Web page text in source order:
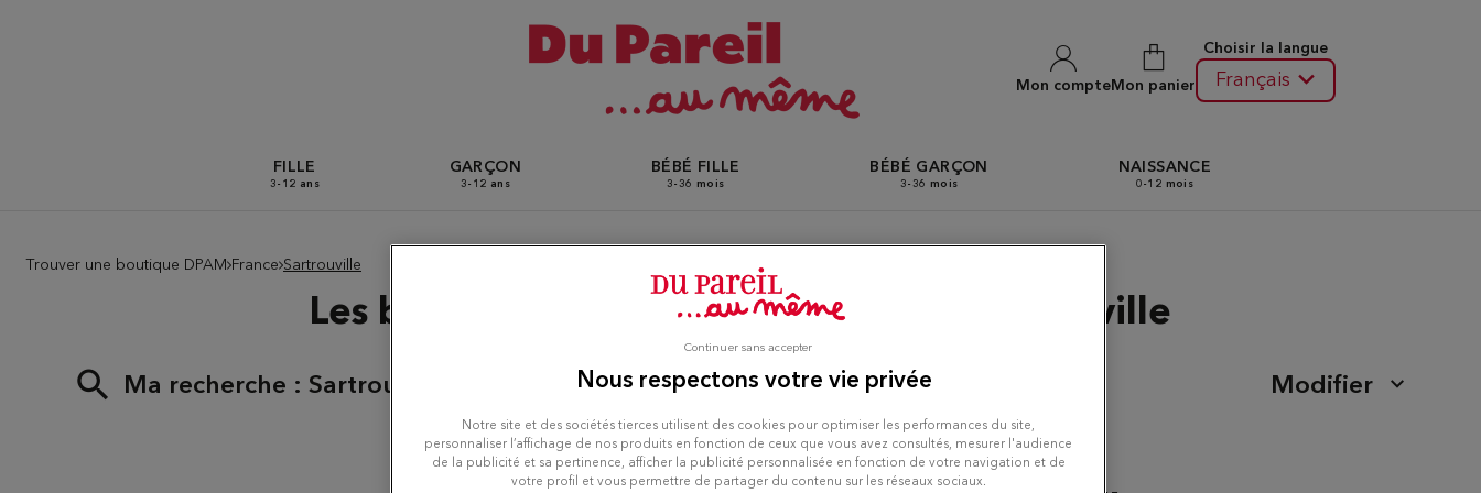
Mon compteMon panier
Choisir la langue
Français
FILLE
3-12 ans
GARÇON
3-12 ans
BÉBÉ FILLE
3-36 mois
BÉBÉ GARÇON
3-36 mois
NAISSANCE
0-12 mois
Trouver une boutique DPAM France Sartrouville
Les boutiques Du Pareil Au Même à Sartrouville
Ma recherche : Sartrouville Modifier
Nous respectons votre vie privée
Notre site et des sociétés tierces utilisent des cookies pour optimiser les performances du site,
personnaliser l’affichage de nos produits en fonction de ceux que vous avez consultés, mesurer l'audience
de la publicité et sa pertinence, afficher la publicité personnalisée en fonction de votre navigation et de
votre profil et vous permettre de partager du contenu sur les réseaux sociaux.
Continuer sans accepter